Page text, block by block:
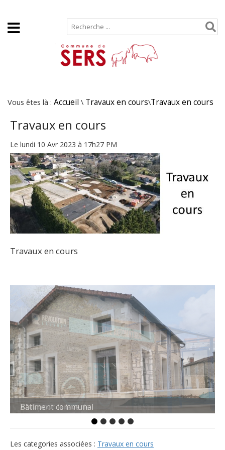
Vous êtes là : Accueil \ Travaux en cours\Travaux en cours
Travaux en cours
Le lundi 10 Avr 2023 à 17h27 PM
Travaux en cours
Bâtiment communal
Abri pour la laverie
Les categories associées : Travaux en cours